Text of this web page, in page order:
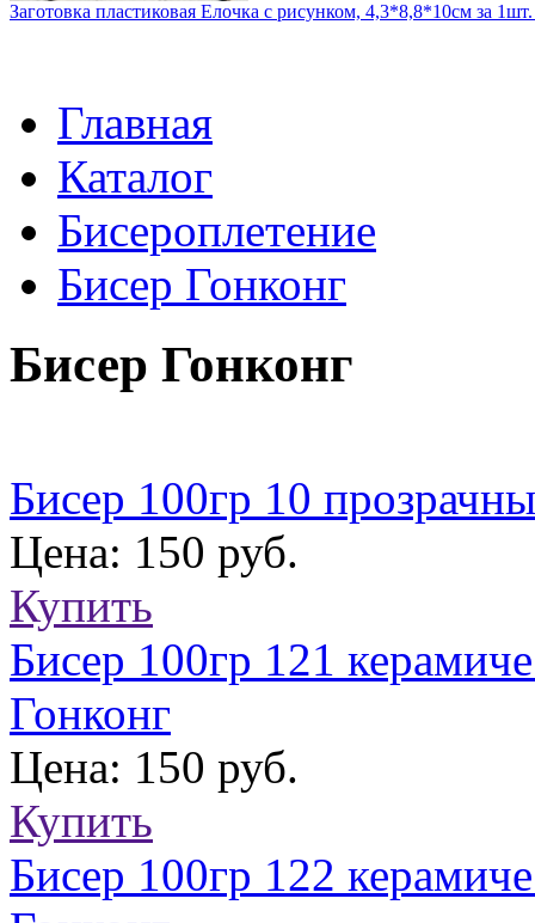
Заготовка пластиковая Елочка с рисунком, 4,3*8,8*10см за
Главная
Каталог
Бисероплетение
Бисер Гонконг
Бисер Гонконг
Бисер 100гр 10
Цена: 150 руб.
Купить
Бисер 100гр 121
Гонконг
Цена: 150 руб.
Купить
Бисер 100гр 122